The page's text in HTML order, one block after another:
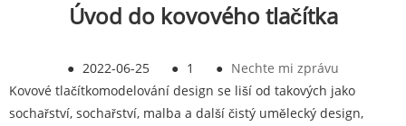
Úvod do kovového tlačítka
● 2022-06-25 ● 1 ● Nechte mi zprávu
Kovové tlačítkomodelování design se liší od takových jako
sochařství, sochařství, malba a další čistý umělecký design,